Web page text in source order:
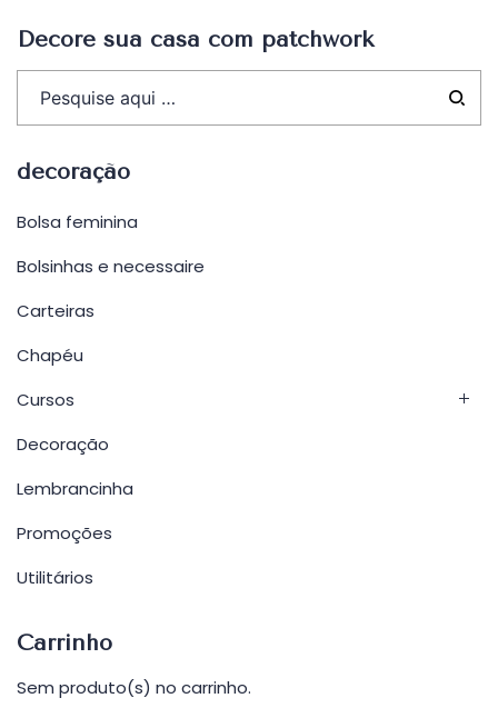
Decore sua casa com patchwork
decoração
Bolsa feminina
Bolsinhas e necessaire
Carteiras
Chapéu
Cursos
Decoração
Lembrancinha
Promoções
Utilitários
Carrinho
Sem produto(s) no carrinho.